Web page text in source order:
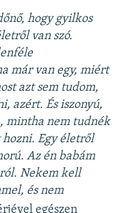
hogy gyilkos
van szó.
már van egy, miért
azt sem tudom,
azért. És iszonyú,
mintha nem tudnék
Egy életről
Az én babám
Nekem kell
és nem
egészen